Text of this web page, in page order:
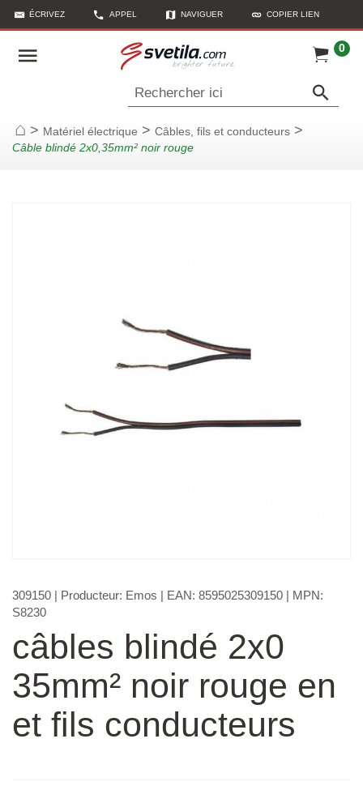
ÉCRIVEZ APPEL NAVIGUER COPIER LIEN
0
Rechercher ici
Page d'accueil
> Matériel électrique > Câbles, fils et conducteurs >
Câble blindé 2x0,35mm² noir rouge
309150 | Producteur: Emos | EAN: 8595025309150 | MPN:
S8230
câbles blindé 2x0
35mm² noir rouge en
et fils conducteurs